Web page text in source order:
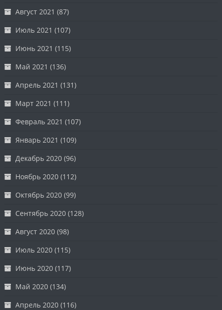
Август 2021 (87)
Июль 2021 (107)
Июнь 2021 (115)
Май 2021 (136)
Апрель 2021 (131)
Март 2021 (111)
Февраль 2021 (107)
Январь 2021 (109)
Декабрь 2020 (96)
Ноябрь 2020 (112)
Октябрь 2020 (99)
Сентябрь 2020 (128)
Август 2020 (98)
Июль 2020 (115)
Июнь 2020 (117)
Май 2020 (134)
Апрель 2020 (116)